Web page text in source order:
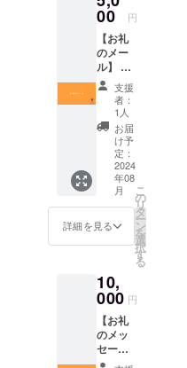
くださ
い。
オンラ
イン配
信視聴
方法：
Youtub
e限定配
信にて
配信い
たしま
す。 -
オンラ
イン配
信アー
カイブ
期限：
ライブ
間。 -
リター
ンに含
まれて
いるオ
リジナ
後、HP
にて活
動報告
記事を
公開し
ます。 -
活動報
告記事
と、活
動報告
をSNS
に投稿
する際
にプラ
チナス
ポン
を記載
させて
いただ
きま
す。 -
オンラ
セー
ジ】の
5,000
円、
10,000
円のリ
ターン
と同一
の内容
になり
ます。
00 円
【お礼
のメー
ル】 感
謝の気
持ちを
込め
て、お
礼の
メッ
セージ
をお送
りしま
す。 ※
本リ
ターン
は【お
メッ
セー
ジ】の
3,000
円、
10,000
円のリ
支援
者：
1人
お届
け予
定：
2024
年08
月
詳細を見る
こ
の
リ
タ
ー
ン
を
選
択
す
る
10,
000 円
【お礼
のメッ
セー
ジ】 感